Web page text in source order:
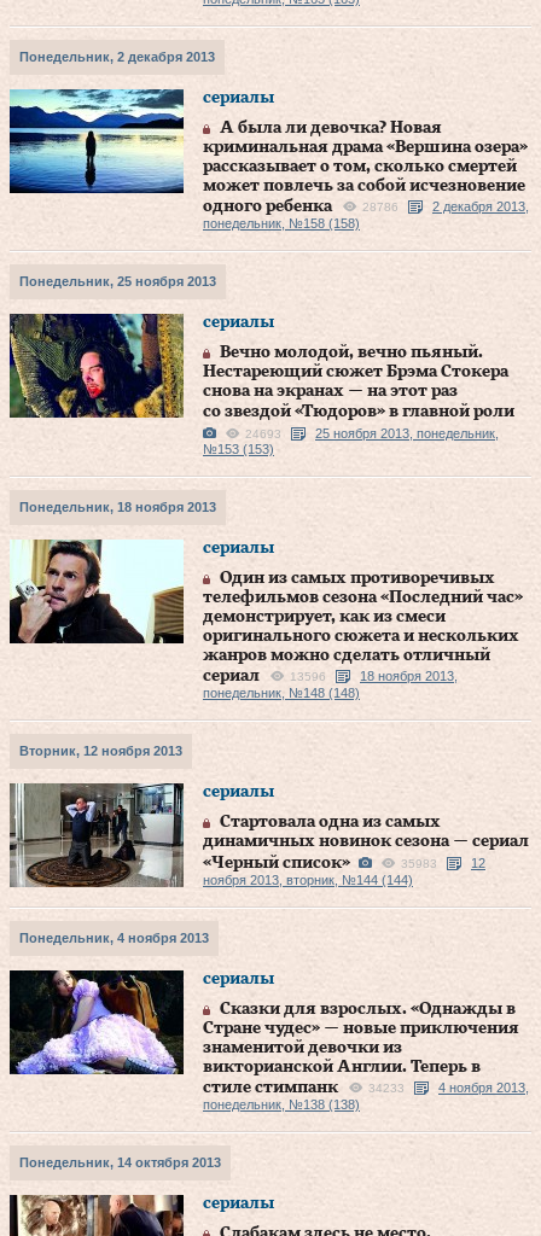
Понедельник, 2 декабря 2013
сериалы
А была ли девочка? Новая
криминальная драма «Вершина озера»
рассказывает о том, сколько смертей
может повлечь за собой исчезновение
одного ребенка
28786
2 декабря 2013,
понедельник, №158 (158)
Понедельник, 25 ноября 2013
сериалы
Вечно молодой, вечно пьяный.
Нестареющий сюжет Брэма Стокера
снова на экранах — на этот раз
со звездой «Тюдоров» в главной роли
24693
25 ноября 2013, понедельник,
№153 (153)
Понедельник, 18 ноября 2013
сериалы
Один из самых противоречивых
телефильмов сезона «Последний час»
демонстрирует, как из смеси
оригинального сюжета и нескольких
жанров можно сделать отличный
сериал
13596
18 ноября 2013,
понедельник, №148 (148)
Вторник, 12 ноября 2013
сериалы
Стартовала одна из самых
динамичных новинок сезона — сериал
«Черный список»
35983
12
ноября 2013, вторник, №144 (144)
Понедельник, 4 ноября 2013
сериалы
Сказки для взрослых. «Однажды в
Стране чудес» — новые приключения
знаменитой девочки из
викторианской Англии. Теперь в
стиле стимпанк
34233
4 ноября 2013,
понедельник, №138 (138)
Понедельник, 14 октября 2013
сериалы